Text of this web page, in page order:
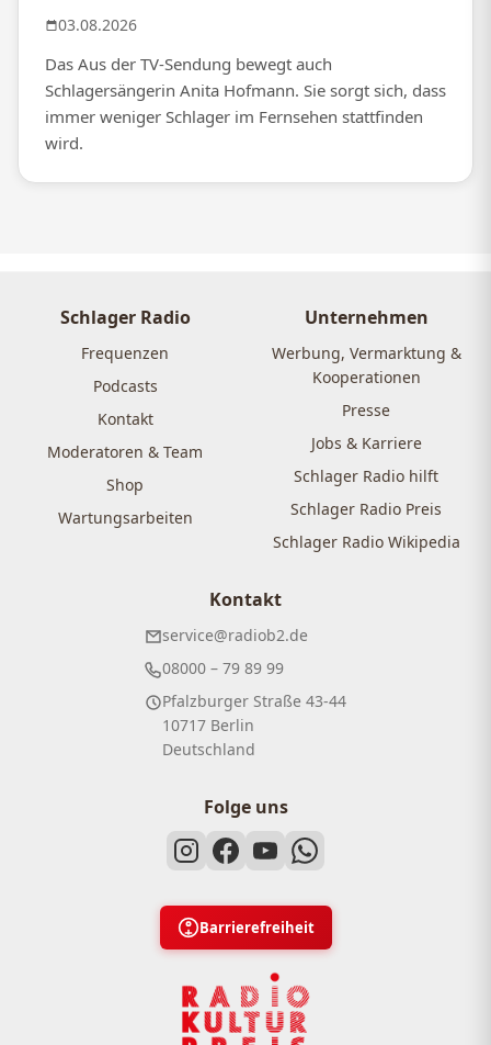
03.08.2026
Das Aus der TV-Sendung bewegt auch
Schlagersängerin Anita Hofmann. Sie sorgt sich, dass
immer weniger Schlager im Fernsehen stattfinden
wird.
Schlager Radio
Frequenzen
Podcasts
Kontakt
Moderatoren & Team
Shop
Wartungsarbeiten
Unternehmen
Werbung, Vermarktung &
Kooperationen
Presse
Jobs & Karriere
Schlager Radio hilft
Schlager Radio Preis
Schlager Radio Wikipedia
Kontakt
service@radiob2.de
08000 – 79 89 99
Pfalzburger Straße 43-44
10717 Berlin
Deutschland
Folge uns
Barrierefreiheit